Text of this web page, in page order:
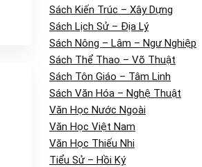
Sách Kiến Trúc – Xây Dựng
Sách Lịch Sử – Địa Lý
Sách Nông – Lâm – Ngư Nghiệp
Sách Thể Thao – Võ Thuật
Sách Tôn Giáo – Tâm Linh
Sách Văn Hóa – Nghệ Thuật
Văn Học Nước Ngoài
Văn Học Việt Nam
Văn Học Thiếu Nhi
Tiểu Sử – Hồi Ký